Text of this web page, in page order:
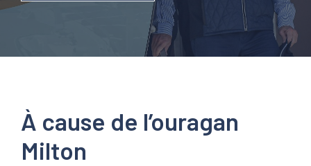
À cause de l’ouragan
Milton